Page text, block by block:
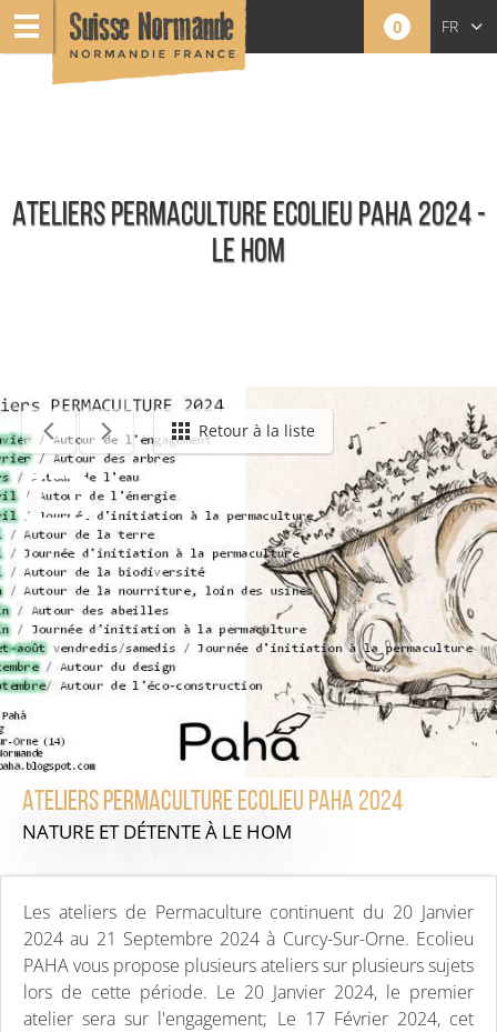
0 FR
ATELIERS PERMACULTURE ECOLIEU PAHA 2024 -
LE HOM
Événements Retour à la liste
Ateliers Permaculture Ecolieu PAHA 2024
NATURE ET DÉTENTEÀ LE HOM
Les ateliers de Permaculture continuent du 20 Janvier
2024 au 21 Septembre 2024 à Curcy-Sur-Orne. Ecolieu
PAHA vous propose plusieurs ateliers sur plusieurs sujets
lors de cette période. Le 20 Janvier 2024, le premier
atelier sera sur l'engagement; Le 17 Février 2024, cet